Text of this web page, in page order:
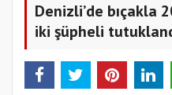
Denizli’de bıçakla
iki şüpheli